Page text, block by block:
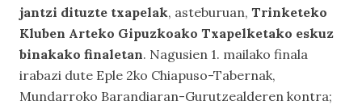
jantzi dituzte txapelak, asteburuan, Trinketeko
Kluben Arteko Gipuzkoako Txapelketako eskuz
binakako finaletan. Nagusien 1. mailako finala
irabazi dute Eple 2ko Chiapuso-Tabernak,
Mundarroko Barandiaran-Gurutzealderen kontra;